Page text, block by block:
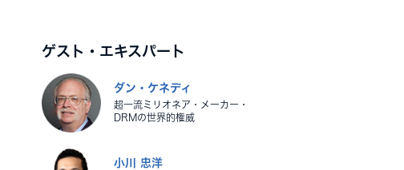
ゲスト・エキスパート
ダン・ケネディ
超一流ミリオネア・メーカー・
DRMの世界的権威
小川 忠洋